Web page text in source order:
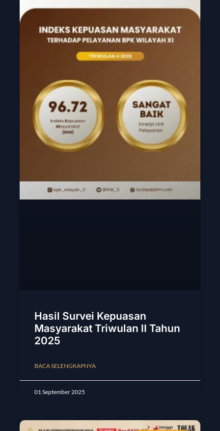
Hasil Survei Kepuasan
Masyarakat Triwulan II Tahun
2025
BACA SELENGKAPNYA
01 September 2025